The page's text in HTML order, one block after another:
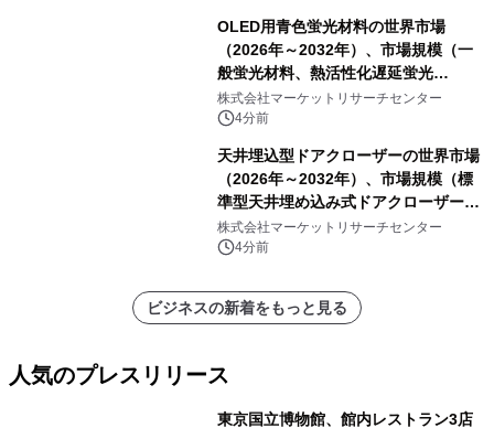
OLED用青色蛍光材料の世界市場
（2026年～2032年）、市場規模（一
般蛍光材料、熱活性化遅延蛍光
（TADF）材料、その他）・分析レポ
ートを発表
株式会社マーケットリサーチセンター
4分前
天井埋込型ドアクローザーの世界市場
（2026年～2032年）、市場規模（標
準型天井埋め込み式ドアクローザー、
重荷重用天井埋め込み式ドアクローザ
ー）・分析レポートを発表
株式会社マーケットリサーチセンター
4分前
ビジネスの新着をもっと見る
人気のプレスリリース
東京国立博物館、館内レストラン3店